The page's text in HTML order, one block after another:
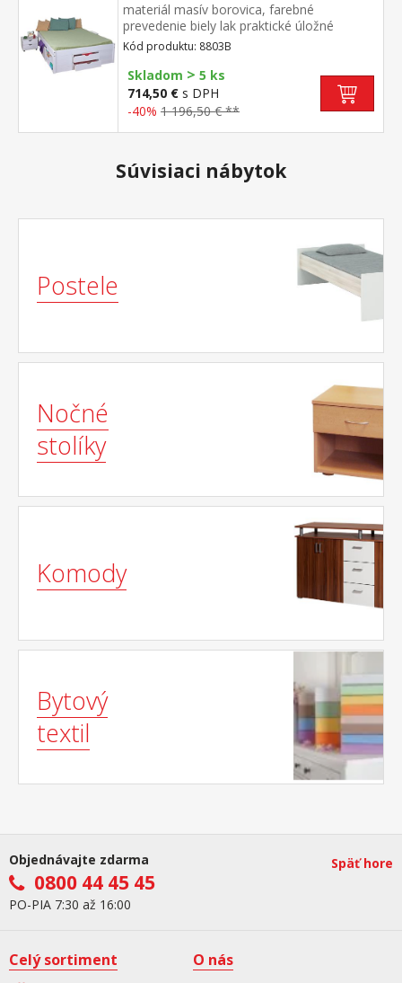
materiál masív borovica, farebné
prevedenie biely lak praktické úložné
priestory pod posteľou, výška sedu 44,5
cm 2 výsuvné nočné stolíky a rošt (drevený
latkový) sú v cene, matrac nie je v
cene odporúčaný rozmer matraca 160 ×
200 cm alebo 2 kusy 80 × 200
cmID20900175 till
Kód produktu: 8803B
Skladom > 5 ks
714,50 € s DPH
-40% 1 196,50 € **
Súvisiaci nábytok
Postele
Nočné
stolíky
Komody
Bytový
textil
Objednávajte zdarma
0800 44 45 45
PO-PIA 7:30 až 16:00
Späť hore
Celý sortiment
O nás